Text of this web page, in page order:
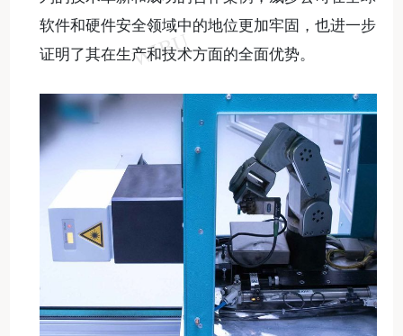
软件和硬件安全领域中的地位更加牢固，也进一步
证明了其在生产和技术方面的全面优势。